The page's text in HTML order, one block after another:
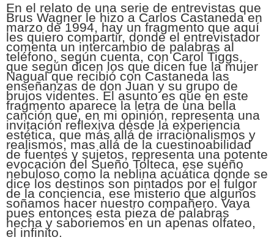
En el relato de una serie de entrevistas que
Brus Wagner le hizo a Carlos Castaneda en
marzo de 1994, hay un fragmento que aquí
les quiero compartir, donde el entrevistador
comenta un intercambio de palabras al
teléfono, según cuenta, con Carol Tiggs,
que según dicen los que dicen fue la mujer
Nagual que recibió con Castaneda las
enseñanzas de don Juan y su grupo de
brujos videntes. El asunto es que en este
fragmento aparece la letra de una bella
canción que, en mi opinión, representa una
invitación reflexiva desde la experiencia
estética, que más allá de irracionalismos y
realismos, mas allá de la cuestinoabilidad
de fuentes y sujetos, representa una potente
evocación del Sueño Tolteca, ese sueño
nebuloso como la neblina acuática donde se
dice los destinos son pintados por el fulgor
de la conciencia, ese misterio que algunos
soñamos hacer nuestro compañero. Vaya
pues entonces esta pieza de palabras
hecha y saboriemos en un apenas olfateo,
el infinito.